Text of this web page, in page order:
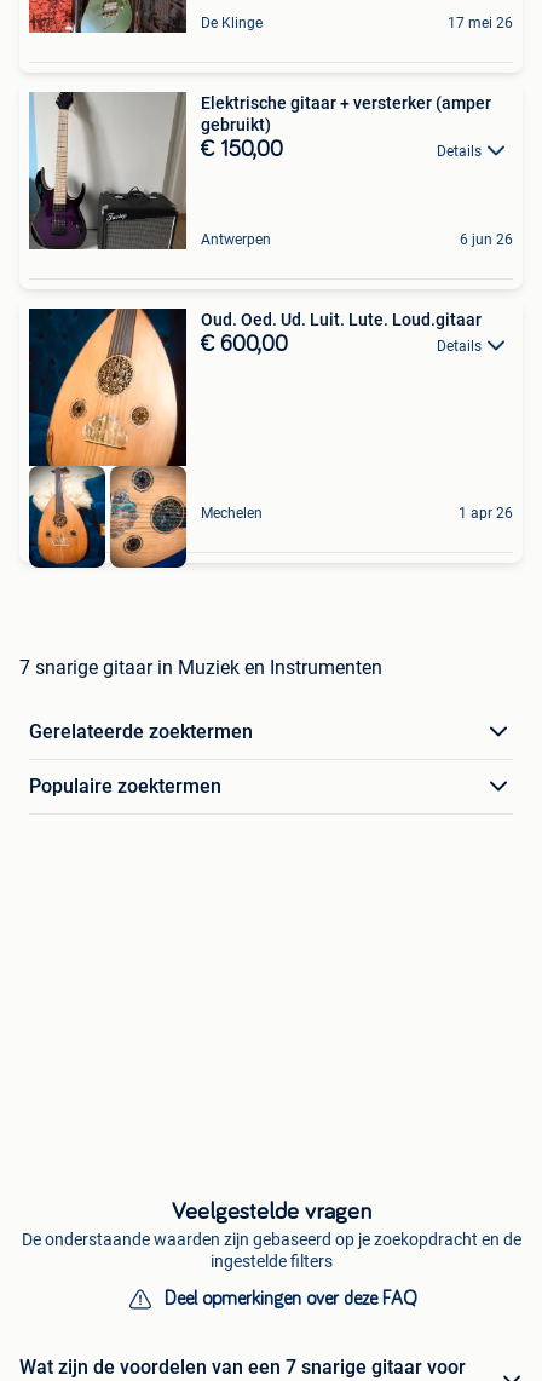
De Klinge 17 mei 26
Elektrische gitaar + versterker (amper
gebruikt)
€ 150,00 Details
Antwerpen 6 jun 26
Oud. Oed. Ud. Luit. Lute. Loud.gitaar
€ 600,00 Details
Mechelen 1 apr 26
7 snarige gitaar in Muziek en Instrumenten
Gerelateerde zoektermen
Populaire zoektermen
Veelgestelde vragen
De onderstaande waarden zijn gebaseerd op je zoekopdracht en de
ingestelde filters
Deel opmerkingen over deze FAQ
Wat zijn de voordelen van een 7 snarige gitaar voor